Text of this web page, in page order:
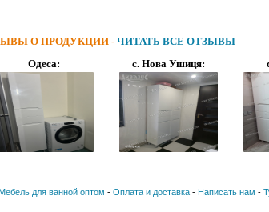
О ПРОДУКЦИИ -ЧИТАТЬ ВСЕ ОТЗЫВЫ
Одеса: с. Нова Ушиця:
Мебель для ванной оптом -Оплата и доставка - Написать нам -